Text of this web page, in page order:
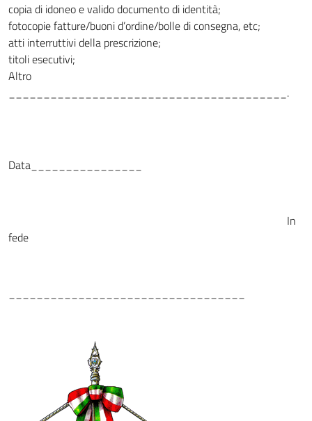
copia di idoneo e valido documento di identità;
fotocopie fatture/buoni d’ordine/bolle di consegna, etc;
atti interruttivi della prescrizione;
titoli esecutivi;
Altro
________________________________________.
Data________________
In
fede